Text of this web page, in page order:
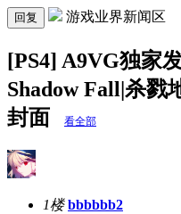
回复 游戏业界新闻区
[PS4] A9VG独家
Shadow Fall|杀戮
封面
看全部
1楼 bbbbbb2